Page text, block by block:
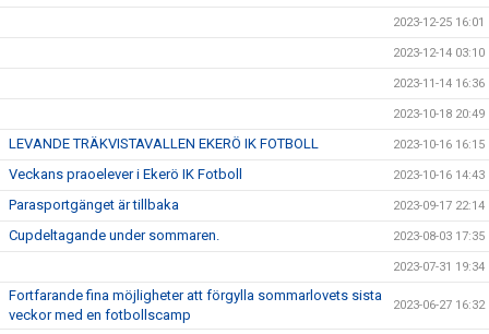
2023-12-25 16:01
2023-12-14 03:10
2023-11-14 16:36
2023-10-18 20:49
LEVANDE TRÄKVISTAVALLEN EKERÖ IK FOTBOLL 2023-10-16 16:15
Veckans praoelever i Ekerö IK Fotboll 2023-10-16 14:43
Parasportgänget är tillbaka 2023-09-17 22:14
Cupdeltagande under sommaren. 2023-08-03 17:35
2023-07-31 19:34
Fortfarande fina möjligheter att förgylla sommarlovets sista
veckor med en fotbollscamp
2023-06-27 16:32